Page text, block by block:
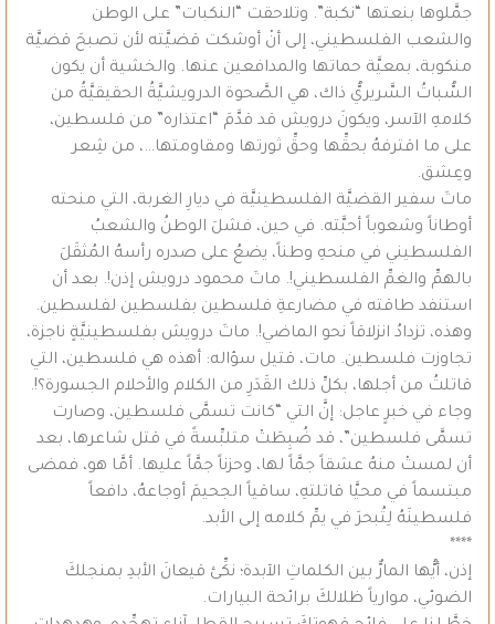
جمَّلوها بنعتها “نكبة”. وتلاحقت “النكبات” على الوطن
والشعب الفلسطيني، إلى أنْ أوشكت قضيَّته لأن تصبحَ قضيَّة
منكوبة، بمعيَّة حماتها والمدافعين عنها. والخشية أن يكون
السُّباتُ السَّريريُّ ذاك، هي الصَّحوة الدرويشيَّةُ الحقيقيَّةُ من
كلامهِ الآسر، ويكونَ درويش قد قدَّمَ “اعتذاره” من فلسطين،
على ما اقترفهُ بحقِّها وحقِّ ثورتها ومقاومتها…، من شِعر
وعِشق.
ماتَ سفير القضيَّة الفلسطينيَّة في ديارِ الغربة، التي منحته
أوطاناً وشعوباً أحبَّته. في حين، فشلَ الوطنُ والشعبُ
الفلسطيني في منحهِ وطناً، يضعُ على صدره رأسهُ المُثقَلَ
بالهمِّ والغمِّ الفلسطيني!. ماتَ محمود درويش إذن!. بعد أن
استنفد طاقته في مضارعةِ فلسطين بفلسطين لفلسطين.
وهذه، تزدادُ انزلاقاً نحو الماضي!. ماتَ درويش بفلسطينيَّةٍ ناجزة،
تجاوزت فلسطين. مات، قتيل سؤاله: أهذه هي فلسطين، التي
قاتلتُ من أجلها، بكلِّ ذلك القَدَرِ من الكلام والأحلام الجسورة؟!.
وجاء في خبرٍ عاجل: إنَّ التي “كانت تسمَّى فلسطين، وصارت
تسمَّى فلسطين”، قد ضُبِطَتْ متلبِّسةً في قتل شاعرها، بعد
أن لمستْ منهُ عشقاً جمَّاً لها، وحزناً جمَّاً عليها. أمَّا هو، فمضى
مبتسماً في محيَّا قاتلتهِ، ساقياً الجحيمَ أوجاعهُ، دافعاً
فلسطينَهُ لِتُبحرَ في يمِّ كلامه إلى الأبد.
****
إذن، أيُّها المارٌّ بين الكلماتِ الآبدة؛ نكِّئ قيعانَ الأبدِ بمنجلكَ
الضوئي، موارياً ظلالكَ برائحة البيارات.